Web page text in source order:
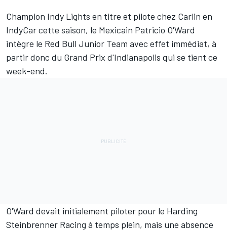
Champion Indy Lights en titre et pilote chez Carlin en
IndyCar cette saison, le Mexicain Patricio O'Ward
intègre le Red Bull Junior Team avec effet immédiat, à
partir donc du Grand Prix d'Indianapolis qui se tient ce
week-end.
O'Ward devait initialement piloter pour le Harding
Steinbrenner Racing à temps plein, mais une absence